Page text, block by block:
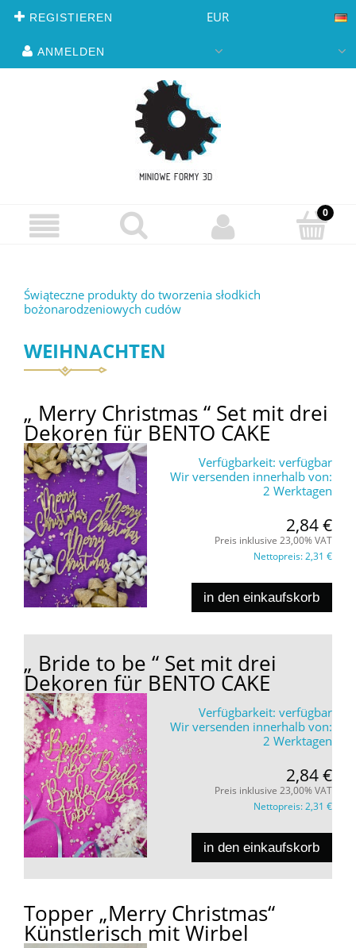
REGISTIEREN
ANMELDEN
EUR
Świąteczne produkty do tworzenia słodkich
bożonarodzeniowych cudów
WEIHNACHTEN
„ Merry Christmas “ Set mit drei
Dekoren für BENTO CAKE
Verfügbarkeit: verfügbar
Wir versenden innerhalb von:
2 Werktagen
2,84 €
Preis inklusive 23,00% VAT
Nettopreis:2,31 €
in den einkaufskorb
„ Bride to be “ Set mit drei
Dekoren für BENTO CAKE
Verfügbarkeit: verfügbar
Wir versenden innerhalb von:
2 Werktagen
2,84 €
Preis inklusive 23,00% VAT
Nettopreis:2,31 €
in den einkaufskorb
Topper „Merry Christmas“
Künstlerisch mit Wirbel